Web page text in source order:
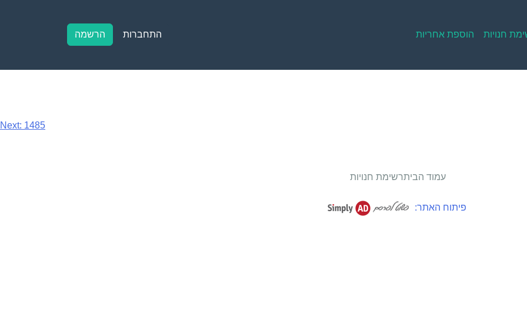
חנויות הוספת אחריות התחברות הרשמה
Next: 1485
עמוד הביתרשימת חנויות
פיתוח האתר: